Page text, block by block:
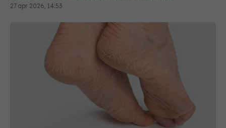
Trucul simplu pentru a avea călcâie fine.